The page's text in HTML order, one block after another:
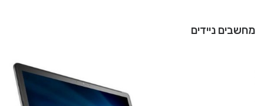
מחשבים ניידים